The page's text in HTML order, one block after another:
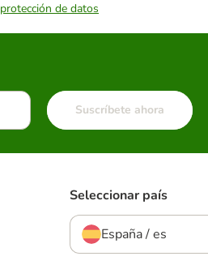
protección de datos
Suscríbete ahora
Seleccionar país
España / es